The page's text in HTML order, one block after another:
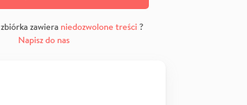
zawiera niedozwolone treści?
Napisz do nas